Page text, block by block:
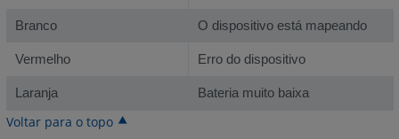
Branco O dispositivo está mapeando
Vermelho Erro do dispositivo
Laranja Bateria muito baixa
Voltar para o topo